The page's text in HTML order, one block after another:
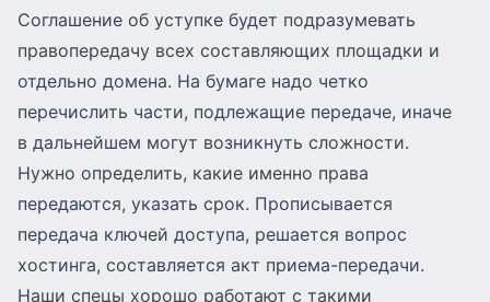
Соглашение об уступке будет подразумевать
правопередачу всех составляющих площадки и
отдельно домена. На бумаге надо четко
перечислить части, подлежащие передаче, иначе
в дальнейшем могут возникнуть сложности.
Нужно определить, какие именно права
передаются, указать срок. Прописывается
передача ключей доступа, решается вопрос
хостинга, составляется акт приема-передачи.
Наши спецы хорошо работают с такими